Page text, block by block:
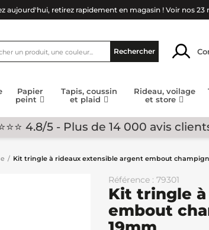
aujourd'hui, retirez rapidement en magasin ! Voir nos 23
Rechercher
Papier
peint
Tapis, coussin
et plaid
Rideau, voilage
et store
4.8/5 - Plus de 14 000 avis
Kit tringle à rideaux extensible argent embout
Référence : 79301
Kit tringle
embout